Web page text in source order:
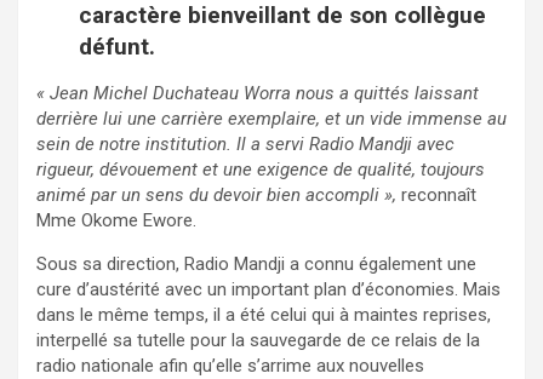
caractère bienveillant de son collègue
défunt.
« Jean Michel Duchateau Worra nous a quittés laissant
derrière lui une carrière exemplaire, et un vide immense au
sein de notre institution. Il a servi Radio Mandji avec
rigueur, dévouement et une exigence de qualité, toujours
animé par un sens du devoir bien accompli », reconnaît
Mme Okome Ewore.
Sous sa direction, Radio Mandji a connu également une
cure d’austérité avec un important plan d’économies. Mais
dans le même temps, il a été celui qui à maintes reprises,
interpellé sa tutelle pour la sauvegarde de ce relais de la
radio nationale afin qu’elle s’arrime aux nouvelles